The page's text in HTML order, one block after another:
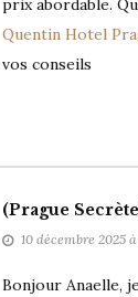
prix abordable.
Quentin Hotel
vos conseils
(Prague
10 décembre 2025
Bonjour Anaelle,